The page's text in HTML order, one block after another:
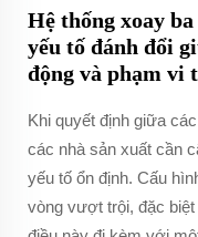
Hệ thống xoay
yếu tố đánh đổi
động và phạm vi
Khi quyết định giữa
các nhà sản xuất cần
yếu tố ổn định. Cấu
vòng vượt trội, đặc